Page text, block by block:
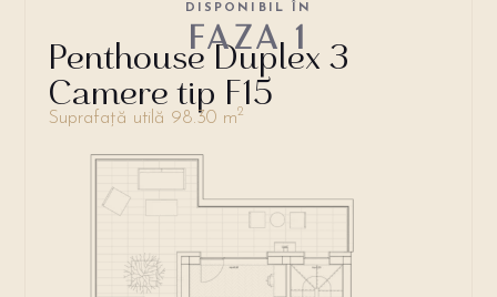
Penthouse Duplex 3
Camere tip F15
Suprafață utilă 98.30 m2
DISPONIBIL ÎN
FAZA 1